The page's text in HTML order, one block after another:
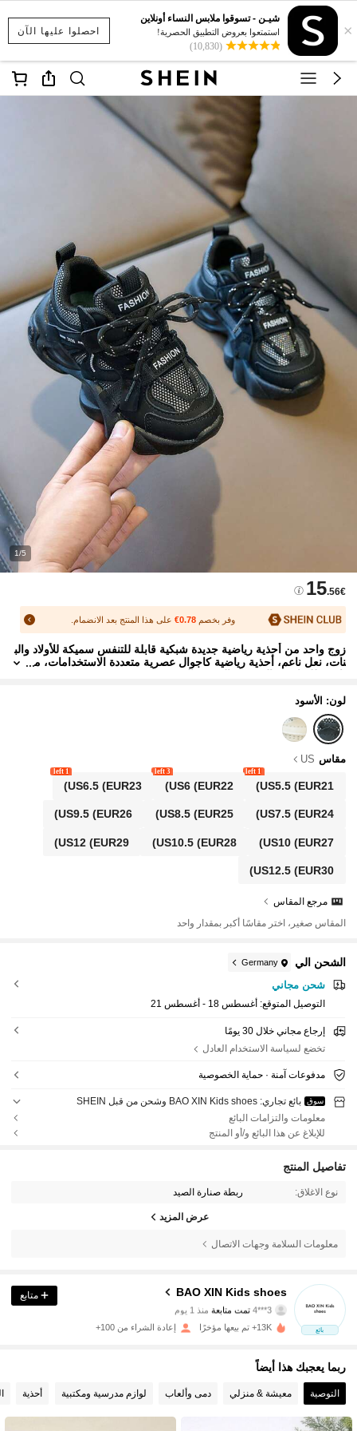
احصلوا عليها الآن ×
شيـن - تسوقوا ملابس النساء أونلاين
استمتعوا بعروض التطبيق الحصرية!
(10,830)
1/5
15.56€
وفر بخصم 0.78€ على هذا المنتج بعد الانضمام.
زوج واحد من أحذية رياضية جديدة شبكية قابلة للتنفس سميكة للأولاد والب
نات، نعل ناعم، أحذية رياضية كاجوال عصرية متعددة الاستخدامات، م
لون: الأسود
مقاس US
US5.5 (EUR21)
1 left
US6(EUR22)
3 left
US6.5 (EUR23)
1 left
US7.5 (EUR24)
US8.5(EUR25)
US9.5 (EUR26)
US10 (EUR27)
US10.5(EUR28)
US12 (EUR29)
US12.5 (EUR30)
مرجع المقاس
المقاس صغير، اختر مقاسًا أكبر بمقدار واحد
الشحن الي Germany
شحن مجاني
التوصيل المتوقع: أغسطس 18 - أغسطس 21
إرجاع مجاني خلال 30 يومًا
تخضع لسياسة الاستخدام العادل
مدفوعات آمنة · حماية الخصوصية
سوق
بائع تجاري: BAO XIN Kids shoes وشحن من قبل SHEIN
معلومات والتزامات البائع
للإبلاغ عن هذا البائع و/أو المنتج
تفاصيل المنتج
نوع الاغلاق: ربطة صنارة الصيد
عرض المزيد
معلومات السلامة وجهات الاتصال
بائع
BAO XIN Kids shoes
3***4 تمت متابعةمنذ 1 يوم
b***a تتصفح
4.78
4.78
متابع
13K+ تم بيعها مؤخرًا إعادة الشراء من 100+
ربما يعجبك هذا أيضاً
التوصية معيشة & منزلي دمى وألعاب لوازم مدرسية ومكتبية أحذية